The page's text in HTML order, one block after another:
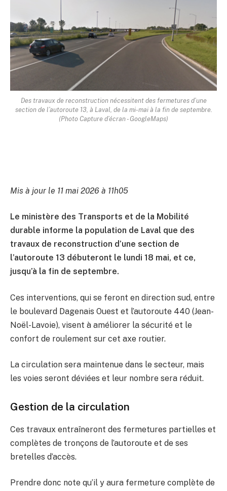
Des travaux de reconstruction nécessitent des fermetures d’une
section de l’autoroute 13, à Laval, de la mi-mai à la fin de septembre.
(Photo Capture d’écran - GoogleMaps)
Mis à jour le 11 mai 2026 à 11h05
Le ministère des Transports et de la Mobilité
durable informe la population de Laval que des
travaux de reconstruction d’une section de
l’autoroute 13 débuteront le lundi 18 mai, et ce,
jusqu’à la fin de septembre.
Ces interventions, qui se feront en direction sud, entre
le boulevard Dagenais Ouest et l’autoroute 440 (Jean-
Noël-Lavoie), visent à améliorer la sécurité et le
confort de roulement sur cet axe routier.
La circulation sera maintenue dans le secteur, mais
les voies seront déviées et leur nombre sera réduit.
Gestion de la circulation
Ces travaux entraîneront des fermetures partielles et
complètes de tronçons de l’autoroute et de ses
bretelles d’accès.
Prendre donc note qu’il y aura fermeture complète de